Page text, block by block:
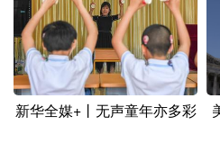
English Español
Русский язык
Deutsch Português
新华全媒+丨无声童年亦多彩